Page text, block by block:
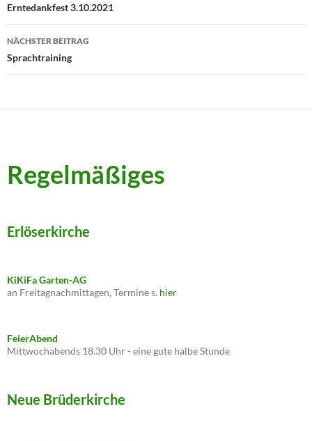
Erntedankfest 3.10.2021
NÄCHSTER BEITRAG
Sprachtraining
Regelmäßiges
Erlöserkirche
KiKiFa Garten-AG
an Freitagnachmittagen, Termine s. hier
FeierAbend
Mittwochabends 18.30 Uhr - eine gute halbe Stunde
Neue Brüderkirche